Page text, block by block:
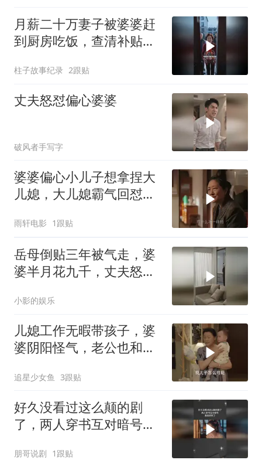
月薪二十万妻子被婆婆赶
到厨房吃饭，查清补贴真
柱子故事纪录 2跟贴
丈夫怒怼偏心婆婆
破风者手写字
婆婆偏心小儿子想拿捏大
儿媳，大儿媳霸气回怼毫
得清
雨轩电影 1跟贴
岳母倒贴三年被气走，婆
婆半月花九千，丈夫怒送
小影的娱乐
儿媳工作无暇带孩子，婆
婆阴阳怪气，老公也和稀
追星少女鱼 3跟贴
好久没看过这么颠的剧
了，两人穿书互对暗号，
朋哥说剧 1跟贴